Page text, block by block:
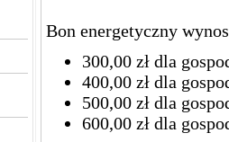
Bon energetyczny
300,00 zł dla
400,00 zł dla
500,00 zł dla
600,00 zł dla